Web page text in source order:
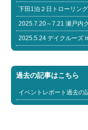
下田1泊２日トローリング
2025.7.20～7.21 瀬戸内
2025.5.24 デイクルーズ
過去の記事はこちら
イベントレポート過去の